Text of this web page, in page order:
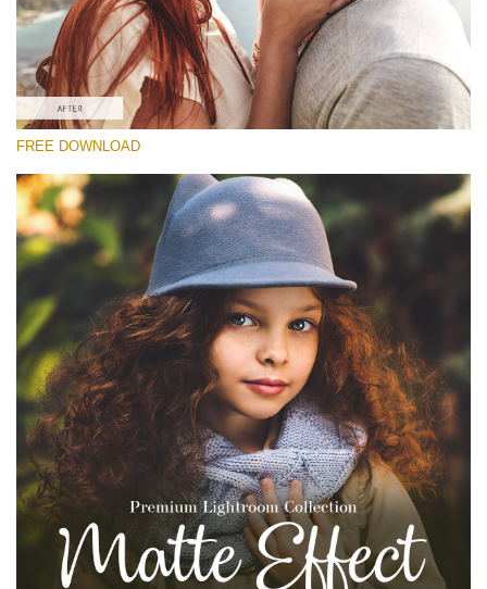
(130 Lr Presets)
Entire Collection
(2067 Lr Presets)
Descărcare gratuită
FREE DOWNLOAD